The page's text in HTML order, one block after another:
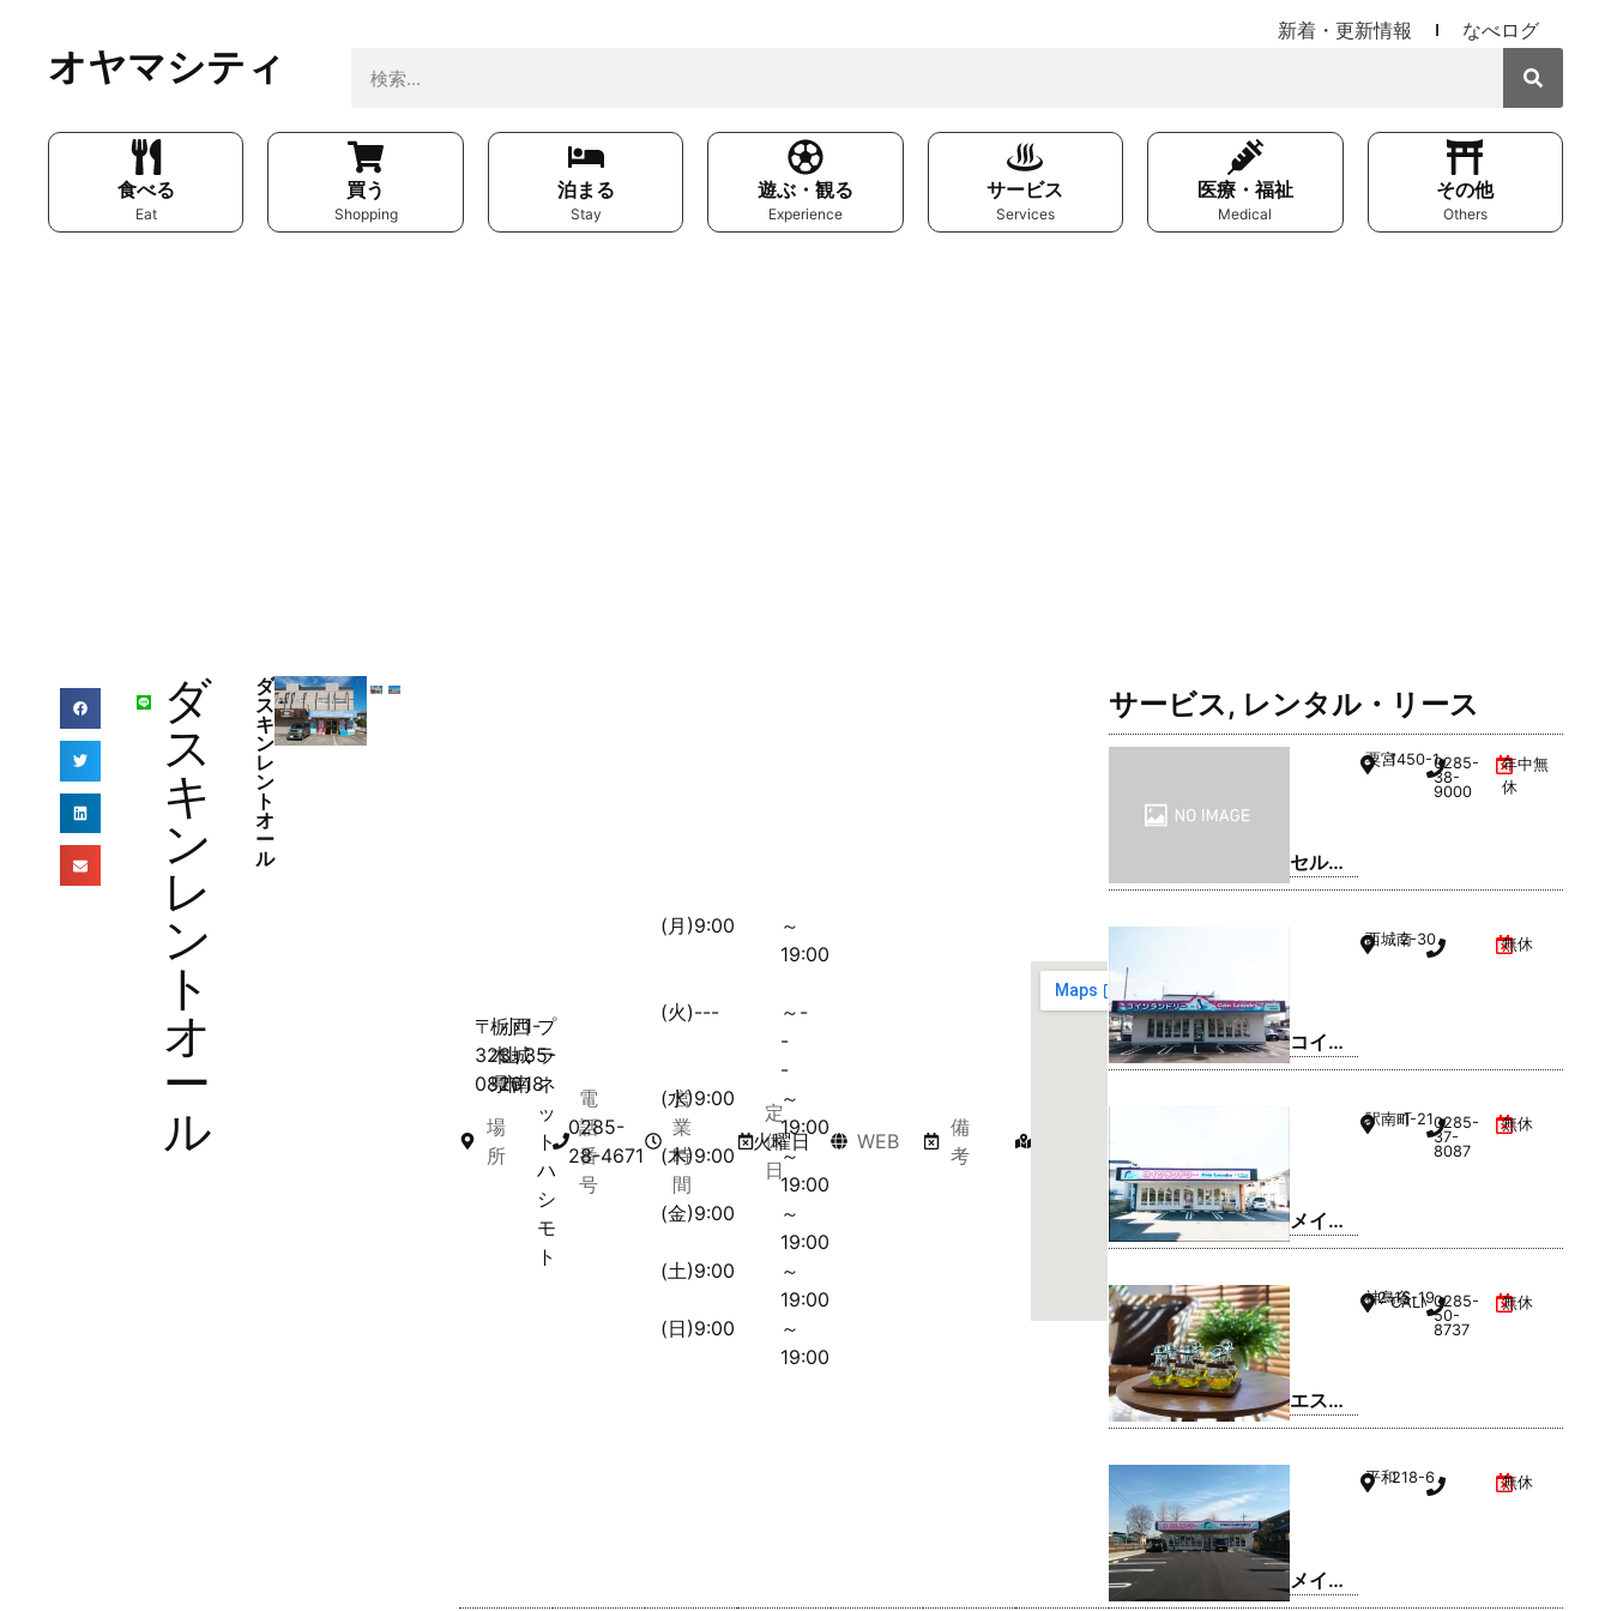
新着・更新情報 なべログ
オヤマシティ
食べる
Eat
買う
Shopping
泊まる
Stay
遊ぶ・観る
Experience
サービス
Services
医療・福祉
Medical
その他
Others
ダ
ス
キ
ン
レ
ン
ト
オ
ー
ル
ダ
ス
キ
ン
レ
ン
ト
オ
ー
ル
場
所
〒
323-
0820
栃
木
県
小
山
市
西
城
南
1-
35-
18
プ
ラ
ネ
ッ
ト
ハ
シ
モ
ト
電
話
番
号
0285-
28-4671
営
業
時
間
(月)9:00
～
19:00
(火)---
～-
-
-
(水)9:00
～
19:00
(木)9:00
～
19:00
(金)9:00
～
19:00
(土)9:00
～
19:00
(日)9:00
～
19:00
定
休
日
火曜日 WEB
備
考
サービス, レンタル・リース
セルフ
ィック
粟宮1450-10285-
38-
9000
年中無
休
コイン
ランド
店
西城南2-30 無休
メイト
ドリー
駅南町1-210285-
37-
8087
無休
エスペ
ランサ
神鳥谷
2-15-19
CALMひととのやA棟
0285-
50-
8737
無休
メイト
平和218-6 無休